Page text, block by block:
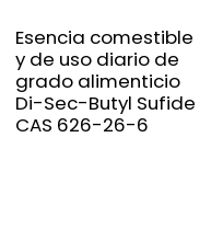
Esencia comestible
y de uso diario de
grado alimenticio
Di-Sec-Butyl Sufide
CAS 626-26-6